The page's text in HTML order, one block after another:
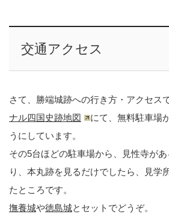
交通アクセス
さて、勝端城跡への行き方・アクセス
ナル四国史跡地図
にて、無料駐車場
うにしています。
その5台ほどの駐車場から、見性寺が
り、本丸跡を見るだけでしたら、見学
たところです。
撫養城や徳島城とセットでどうぞ。